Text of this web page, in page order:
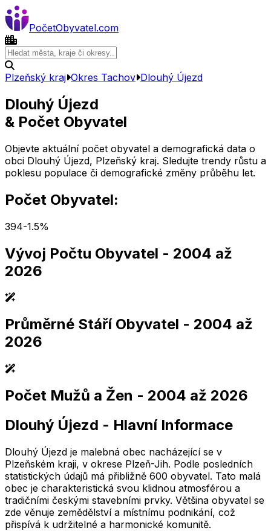
PočetObyvatel.com
Plzeňský kraj Okres Tachov Dlouhý Újezd
Dlouhý Újezd
& Počet Obyvatel
Objevte aktuální počet obyvatel a demografická data o
obci Dlouhý Újezd, Plzeňský kraj. Sledujte trendy růstu a
poklesu populace či demografické změny průběhu let.
Počet Obyvatel:
394-1.5%
Vývoj Počtu Obyvatel - 2004 až
2026
2,005 2,010 2,015 2,020 2,025
2,005 2,010 2,015 2,020 2,025
Průměrné Stáří Obyvatel - 2004 až
2026
2,005 2,010 2,015 2,020 2,025
2,005 2,010 2,015 2,020 2,025
Počet Mužů a Žen - 2004 až 2026
2,010
Dlouhý Újezd - Hlavní Informace
Dlouhý Újezd je malebná obec nacházející se v
Plzeňském kraji, v okrese Plzeň-Jih. Podle posledních
statistických údajů má přibližně 600 obyvatel. Tato malá
obec je charakteristická svou klidnou atmosférou a
tradičními českými stavebními prvky. Většina obyvatel se
zde věnuje zemědělství a místnímu podnikání, což
přispívá k udržitelné a harmonické komunitě.